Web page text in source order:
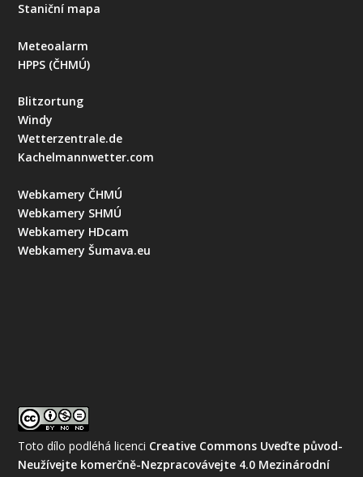
Staniční mapa
Meteoalarm
HPPS (ČHMÚ)
Blitzortung
Windy
Wetterzentrale.de
Kachelmannwetter.com
Webkamery ČHMÚ
Webkamery SHMÚ
Webkamery HDcam
Webkamery Šumava.eu
Toto dílo podléhá licenci Creative Commons Uveďte původ-
Neužívejte komerčně-Nezpracovávejte 4.0 Mezinárodní